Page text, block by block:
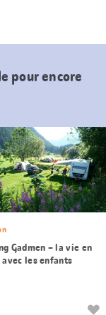
pour encore
Gadmen – la vie en
les enfants